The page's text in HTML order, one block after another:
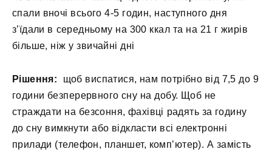
спали вночі всього 4-5 годин, наступного дня
з’їдали в середньому на 300 ккал та на 21 г жирів
більше, ніж у звичайні дні
Рішення:
щоб виспатися, нам потрібно від 7,5 до 9
години безперервного сну на добу. Щоб не
страждати на безсоння, фахівці радять за годину
до сну вимкнути або відкласти всі електронні
прилади (телефон, планшет, комп’ютер). А замість